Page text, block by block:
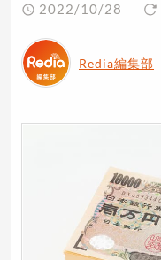
2022/10/28
Redia編集部